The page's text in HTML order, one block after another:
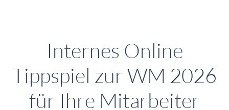
Internes Online
Tippspiel zur WM 2026
für Ihre Mitarbeiter